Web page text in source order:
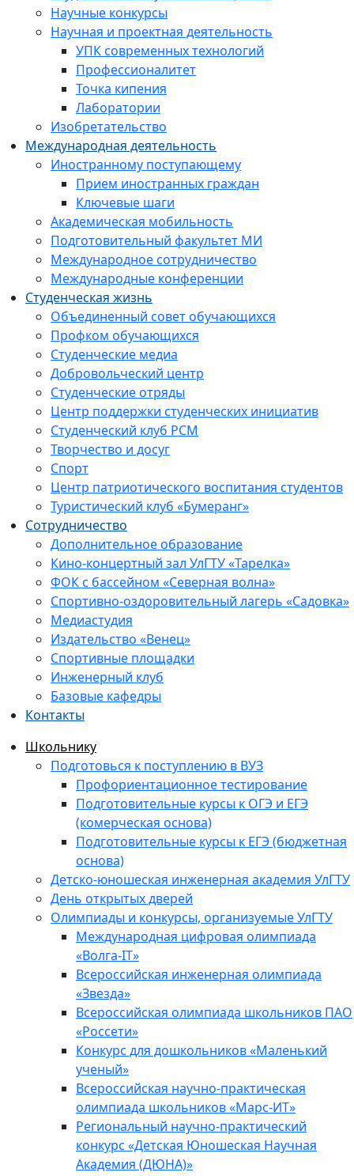
Научные конкурсы
Научная и проектная деятельность
УПК современных технологий
Профессионалитет
Точка кипения
Лаборатории
Изобретательство
Международная деятельность
Иностранному поступающему
Прием иностранных граждан
Ключевые шаги
Академическая мобильность
Подготовительный факультет МИ
Международное сотрудничество
Международные конференции
Студенческая жизнь
Объединенный совет обучающихся
Профком обучающихся
Студенческие медиа
Добровольческий центр
Студенческие отряды
Центр поддержки студенческих инициатив
Студенческий клуб РСМ
Творчество и досуг
Спорт
Центр патриотического воспитания студентов
Туристический клуб «Бумеранг»
Сотрудничество
Дополнительное образование
Кино-концертный зал УлГТУ «Тарелка»
ФОК с бассейном «Северная волна»
Спортивно-оздоровительный лагерь «Садовка»
Медиастудия
Издательство «Венец»
Спортивные площадки
Инженерный клуб
Базовые кафедры
Контакты
Школьнику
Подготовься к поступлению в ВУЗ
Профориентационное тестирование
Подготовительные курсы к ОГЭ и ЕГЭ
(комерческая основа)
Подготовительные курсы к ЕГЭ (бюджетная
основа)
Детско-юношеская инженерная академия УлГТУ
День открытых дверей
Олимпиады и конкурсы, организуемые УлГТУ
Международная цифровая олимпиада
«Волга-IT»
Всероссийская инженерная олимпиада
«Звезда»
Всероссийская олимпиада школьников ПАО
«Россети»
Конкурс для дошкольников «Маленький
ученый»
Всероссийская научно-практическая
олимпиада школьников «Марс-ИТ»
Региональный научно-практический
конкурс «Детская Юношеская Научная
Академия (ДЮНА)»